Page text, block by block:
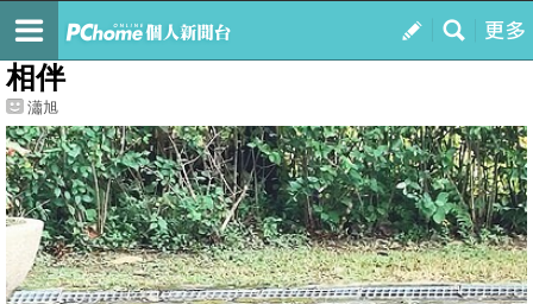
我的
最新文章
相伴
瀟旭